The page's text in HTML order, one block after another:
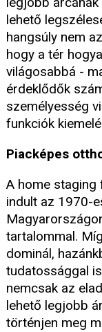
lehető
hangsúly nem
hogy a tér
világosabbá -
érdeklődők
személyesség
funkciók
Piacképes
A home staging
indult az 1970-
tartalommal.
dominál,
tudatossággal
nemcsak az
lehető legjobb
történjen meg